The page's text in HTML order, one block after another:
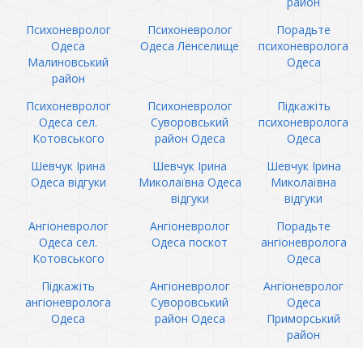
Психоневролог
Одеса
Малиновський
район
Психоневролог
Одеса Ленселище
Порадьте
психоневролога
Одеса
Психоневролог
Одеса сел.
Котовського
Психоневролог
Суворовський
район Одеса
Підкажіть
психоневролога
Одеса
Шевчук Ірина
Одеса відгуки
Шевчук Ірина
Миколаївна Одеса
відгуки
Шевчук Ірина
Миколаївна
відгуки
Ангіоневролог
Одеса сел.
Котовського
Ангіоневролог
Одеса поскот
Порадьте
ангіоневролога
Одеса
Підкажіть
ангіоневролога
Одеса
Ангіоневролог
Суворовський
район Одеса
Ангіоневролог
Одеса
Приморський
район